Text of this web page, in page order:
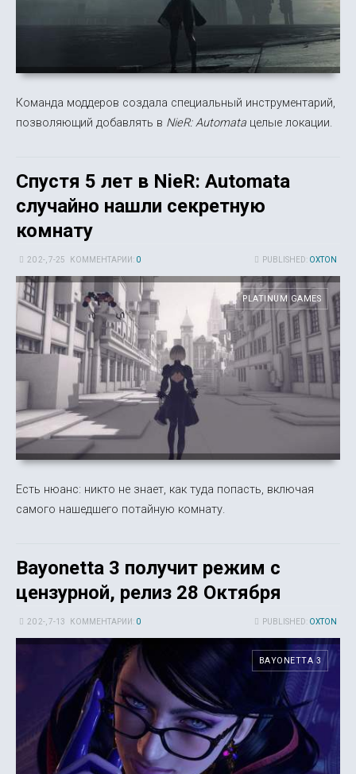
Команда моддеров создала специальный инструментарий,
позволяющий добавлять в NieR: Automata целые локации.
Спустя 5 лет в NieR: Automata
случайно нашли секретную
комнату
PUBLISHED: OXTON
20 2-, 7-25 КОММЕНТАРИИ: 0
PLATINUM GAMES
Есть нюанс: никто не знает, как туда попасть, включая
самого нашедшего потайную комнату.
Bayonetta 3 получит режим с
цензурной, релиз 28 Октября
PUBLISHED: OXTON
20 2-, 7-13 КОММЕНТАРИИ: 0
BAYONETTA 3